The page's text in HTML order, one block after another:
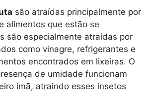
são atraídas principalmente por
e alimentos que estão se
são especialmente atraídas por
como vinagre, refrigerantes e
encontrados em lixeiras. O
de umidade funcionam
ímã, atraindo esses insetos